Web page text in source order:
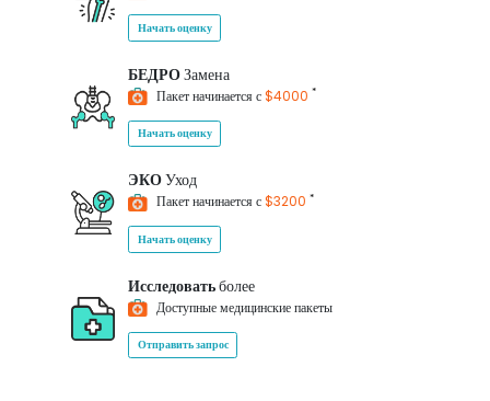
Начать оценку
БЕДРОЗамена
Пакет начинается с$4000 *
Начать оценку
ЭКОУход
Пакет начинается с$3200 *
Начать оценку
Исследоватьболее
Доступные медицинские пакеты
Отправить запрос